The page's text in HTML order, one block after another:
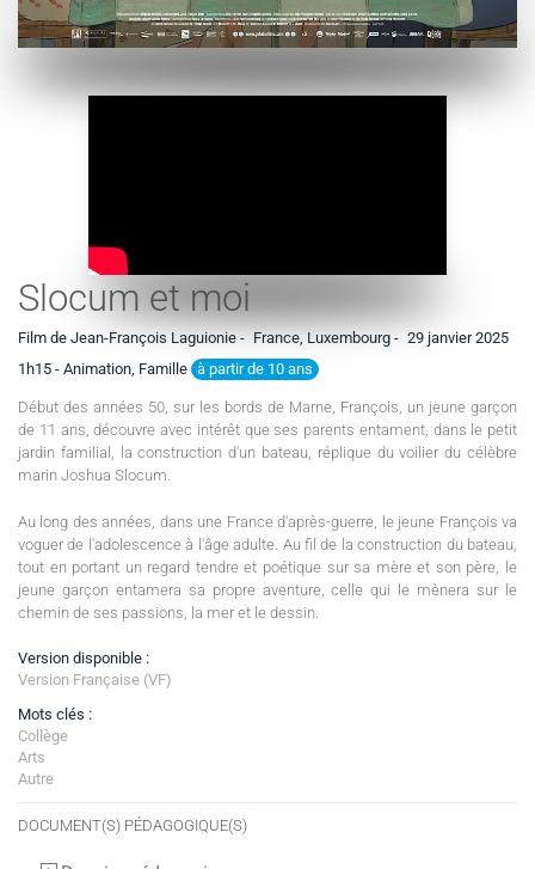
Slocum et moi
Film de Jean-François Laguionie - France, Luxembourg - 29 janvier 2025
1h15 - Animation, Famille à partir de 10 ans
Début des années 50, sur les bords de Marne, François, un jeune garçon
de 11 ans, découvre avec intérêt que ses parents entament, dans le petit
jardin familial, la construction d'un bateau, réplique du voilier du célèbre
marin Joshua Slocum.
Au long des années, dans une France d'après-guerre, le jeune François va
voguer de l'adolescence à l'âge adulte. Au fil de la construction du bateau,
tout en portant un regard tendre et poétique sur sa mère et son père, le
jeune garçon entamera sa propre aventure, celle qui le mènera sur le
chemin de ses passions, la mer et le dessin.
Version disponible :
Version Française (VF)
Mots clés :
Collège
Arts
Autre
DOCUMENT(S) PÉDAGOGIQUE(S)